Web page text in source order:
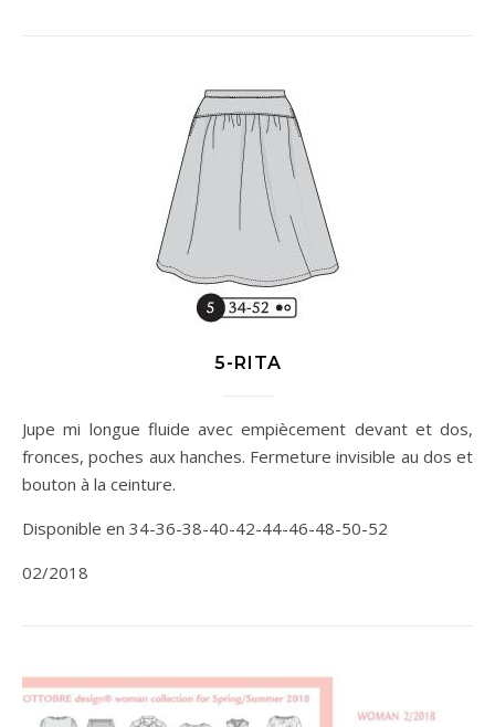
5-RITA
Jupe mi longue fluide avec empiècement devant et dos,
fronces, poches aux hanches. Fermeture invisible au dos et
bouton à la ceinture.
Disponible en 34-36-38-40-42-44-46-48-50-52
02/2018